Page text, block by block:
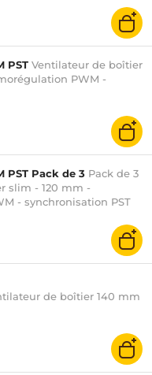
PST Ventilateur de boîtier
PWM -
PST Pack de 3 Pack de 3
slim - 120 mm -
- synchronisation PST
de boîtier 140 mm